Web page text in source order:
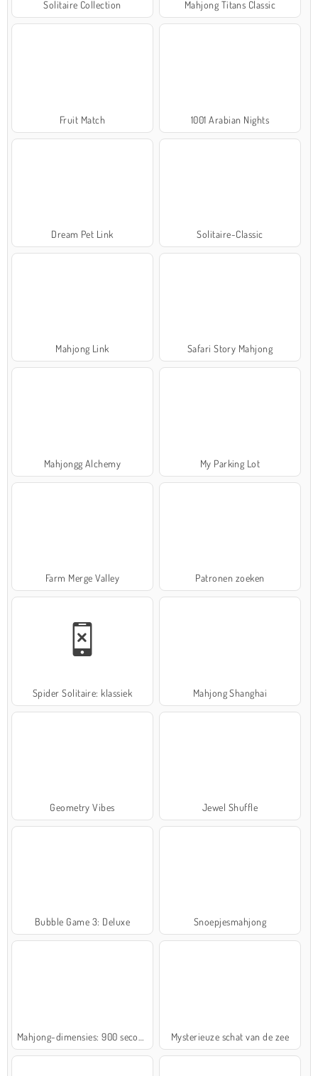
Solitaire Collection Mahjong Titans Classic
Fruit Match 1001 Arabian Nights
Dream Pet Link Solitaire-Classic
Mahjong Link Safari Story Mahjong
Mahjongg Alchemy My Parking Lot
Farm Merge Valley Patronen zoeken
Spider Solitaire: klassiek Mahjong Shanghai
Geometry Vibes Jewel Shuffle
Bubble Game 3: Deluxe Snoepjesmahjong
Mysterieuze schat van de zee